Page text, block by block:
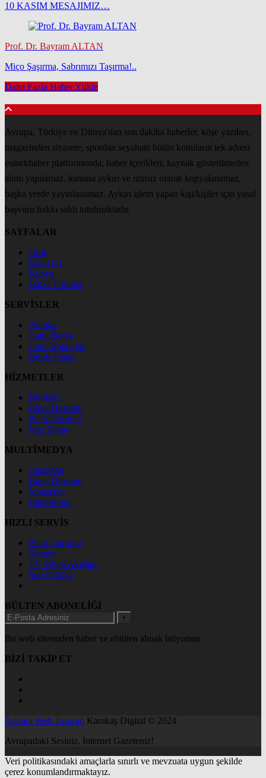
10 KASIM MESAJIMIZ…
Prof. Dr. Bayram ALTAN
Miço Şaşırma, Sabrımızı Taşırma!..
Daha Fazla Haber Yükle
Avrupa, Türkiye ve Dünya'dan son dakika haberler, köşe yazıları,
magazinden siyasete, spordan seyahate bütün konuların tek adresi
euturkhaber platformunda; haber içerikleri, kaynak gösterilmeden
alıntı yapılamaz, kanuna aykırı ve izinsiz olarak kopyalanamaz,
başka yerde yayınlanamaz. Aykırı işlem yapan kişi/kişiler için yasal
başvuru hakkı saklı tutulmaktadır.
SAYFALAR
Giriş
Kayıt Ol
Künye
Haber Gönder
SERVİSLER
Altınlar
Canlı Borsa
Canlı Sonuçlar
Döviz Detay
HİZMETLER
Dövizler
Hava Durumu
Puan Durumu
Maç Detay
MULTİMEDYA
Gazeteler
Hava Durumu
Manşetler
Haberlerim
HIZLI SERVİS
Puan Durumu
Sinema
TV Yayın Akışları
Son Dakika
BÜLTEN ABONELİĞİ
+
Bu web sitesinden haber ve ebülten almak istiyorum
BİZİ TAKİP ET
Ankara Web Tasarım Karakaş Digital © 2024
Avrupadaki Sesiniz, İnternet Gazeteniz!
Veri politikasındaki amaçlarla sınırlı ve mevzuata uygun şekilde
çerez konumlandırmaktayız.